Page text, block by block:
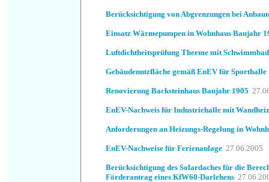
Berücksichtigung von Abgrenzungen bei
Einsatz Wärmepumpen in Wohnhaus Baujahr
Luftdichtheitsprüfung Therme mit Schwimmbad
Gebäudenutzfläche gemäß EnEV für Sporthalle
Renovierung Backsteinhaus Baujahr 1905
EnEV-Nachweis für Industriehalle mit
Anforderungen an Heizungs-Regelung in
EnEV-Nachweise für Ferienanlage 27.06.2005
Berücksichtigung des Solardaches für die
Förderantrag eines KfW60-Darlehens